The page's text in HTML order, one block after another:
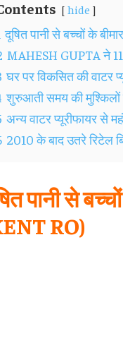
hide
दूषित पानी से बच्चों के
MAHESH GUPTA ने 11
घर पर विकसित की वाटर
शुरुआती समय की मुश्किलों
अन्य वाटर प्‍यूरीफायर से
2010 के बाद उतरे रिटेल
पानी से
RO)